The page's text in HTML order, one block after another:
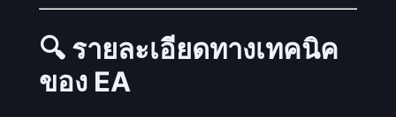
ะ
ห์
แ
น
🔍 รายละเอียดทางเทคนิค
ของ EA